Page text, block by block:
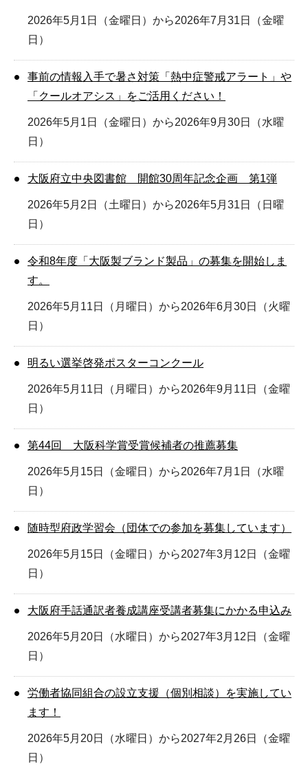
2026年5月1日（金曜日）から2026年7月31日（金曜
日）
事前の情報入手で暑さ対策「熱中症警戒アラート」や
「クールオアシス」をご活用ください！
2026年5月1日（金曜日）から2026年9月30日（水曜
日）
大阪府立中央図書館 開館30周年記念企画 第1弾
2026年5月2日（土曜日）から2026年5月31日（日曜
日）
令和8年度「大阪製ブランド製品」の募集を開始しま
す。
2026年5月11日（月曜日）から2026年6月30日（火曜
日）
明るい選挙啓発ポスターコンクール
2026年5月11日（月曜日）から2026年9月11日（金曜
日）
第44回 大阪科学賞受賞候補者の推薦募集
2026年5月15日（金曜日）から2026年7月1日（水曜
日）
随時型府政学習会（団体での参加を募集しています）
2026年5月15日（金曜日）から2027年3月12日（金曜
日）
大阪府手話通訳者養成講座受講者募集にかかる申込み
2026年5月20日（水曜日）から2027年3月12日（金曜
日）
労働者協同組合の設立支援（個別相談）を実施してい
ます！
2026年5月20日（水曜日）から2027年2月26日（金曜
日）